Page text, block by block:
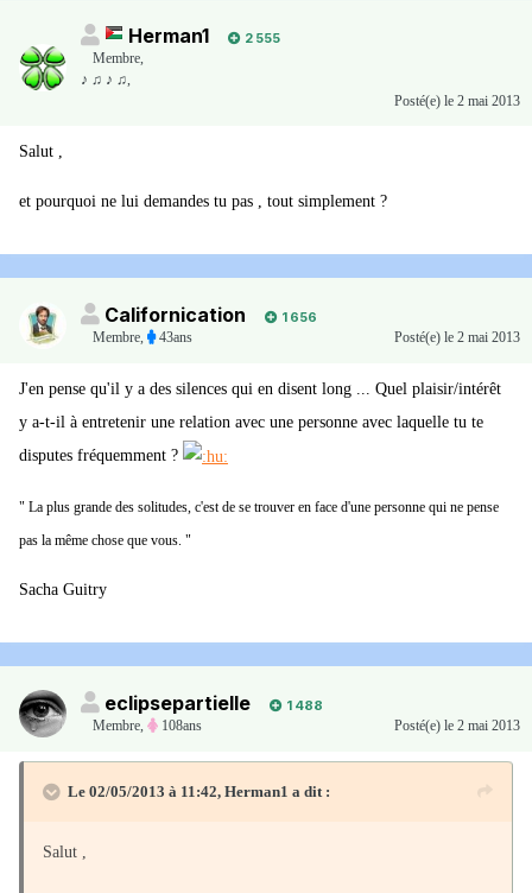
Herman1
2 555
Membre,
♪ ♫ ♪ ♫,
Posté(e) le 2 mai 2013
Salut ,
et pourquoi ne lui demandes tu pas , tout simplement ?
Californication
1 656
Membre, 43ans Posté(e) le 2 mai 2013
J'en pense qu'il y a des silences qui en disent long ... Quel plaisir/intérêt
y a-t-il à entretenir une relation avec une personne avec laquelle tu te
disputes fréquemment ?
" La plus grande des solitudes, c'est de se trouver en face d'une personne qui ne pense
pas la même chose que vous. "
Sacha Guitry
eclipsepartielle
1 488
Membre, 108ans Posté(e) le 2 mai 2013
Le 02/05/2013 à 11:42, Herman1 a dit :
Salut ,